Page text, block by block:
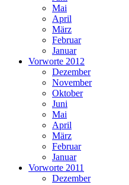
Mai
April
März
Februar
Januar
Vorworte 2012
Dezember
November
Oktober
Juni
Mai
April
März
Februar
Januar
Vorworte 2011
Dezember